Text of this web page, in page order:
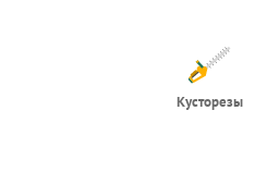
Кусторезы